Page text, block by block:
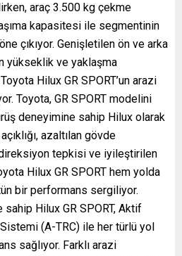
araç 3.500 kg çekme
kapasitesi ile segmentinin
çıkıyor. Genişletilen ön ve arka
yükseklik ve yaklaşma
Hilux GR SPORT’un arazi
Toyota, GR SPORT modelini
deneyimine sahip Hilux olarak
azaltılan gövde
tepkisi ve iyileştirilen
Hilux GR SPORT hem yolda
bir performans sergiliyor.
Hilux GR SPORT, Aktif
(A-TRC) ile her türlü yol
sağlıyor. Farklı arazi